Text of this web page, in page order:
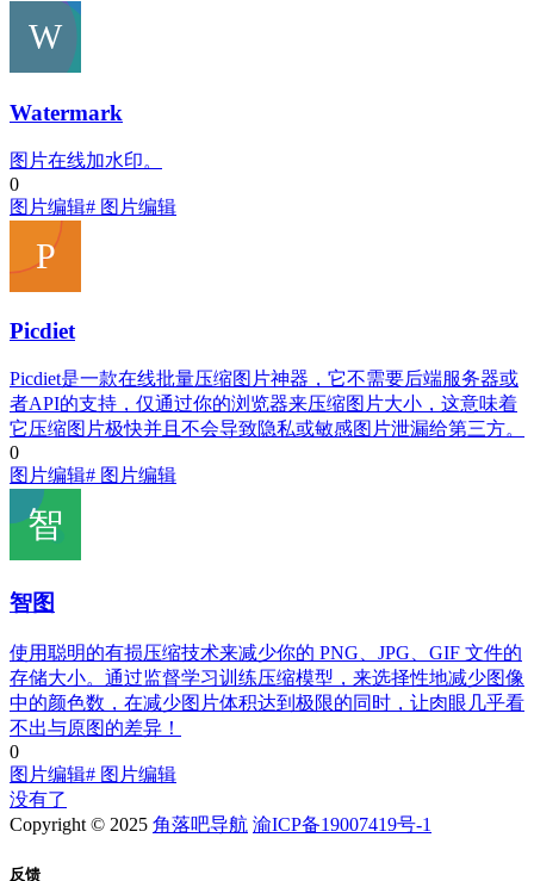
Watermark
图片在线加水印。
0
图片编辑# 图片编辑
Picdiet
Picdiet是一款在线批量压缩图片神器，它不需要后端服务器或
者API的支持，仅通过你的浏览器来压缩图片大小，这意味着
它压缩图片极快并且不会导致隐私或敏感图片泄漏给第三方。
0
图片编辑# 图片编辑
智图
使用聪明的有损压缩技术来减少你的 PNG、JPG、GIF 文件的
存储大小。通过监督学习训练压缩模型，来选择性地减少图像
中的颜色数，在减少图片体积达到极限的同时，让肉眼几乎看
不出与原图的差异！
0
图片编辑# 图片编辑
没有了
Copyright © 2025 角落吧导航 渝ICP备19007419号-1
反馈